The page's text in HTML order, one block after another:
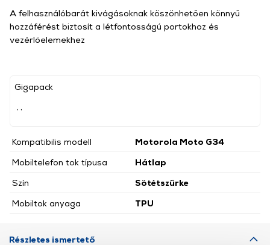
Gigapack
Kompatibilis modell
Motorola Moto G34
Mobiltelefon tok típusa
Hátlap
Szín
Sötétszürke
Mobiltok anyaga
TPU
A felhasználóbarát kivágásoknak köszönhetően könnyű
hozzáférést biztosít a létfontosságú portokhoz és
vezérlőelemekhez
Részletes ismertető